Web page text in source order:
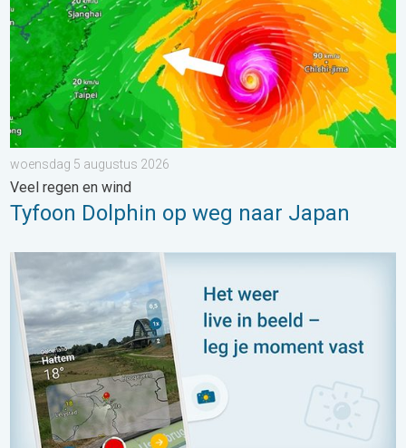
woensdag 5 augustus 2026
Veel regen en wind
Tyfoon Dolphin op weg naar Japan
Impressies maken, momenten delen. Deel wat je ziet!. . .